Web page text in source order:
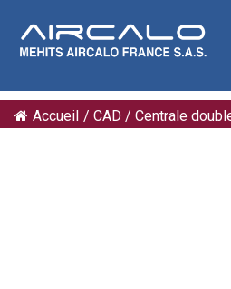
Accueil / CAD / Centrale